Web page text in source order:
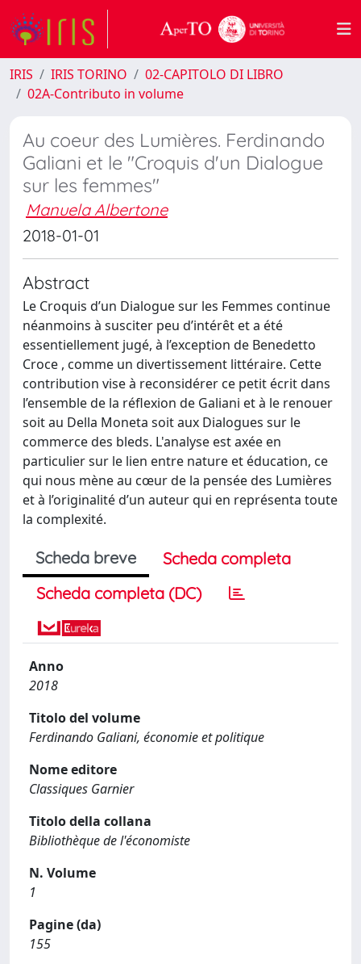
IRIS IRIS TORINO
02-CAPITOLO DI LIBRO
02A-Contributo in volume
Au coeur des Lumières. Ferdinando
Galiani et le "Croquis d'un Dialogue
sur les femmes"
Manuela Albertone
2018-01-01
Abstract
Le Croquis d’un Dialogue sur les Femmes continue
néanmoins à susciter peu d’intérêt et a été
essentiellement jugé, à l’exception de Benedetto
Croce , comme un divertissement littéraire. Cette
contribution vise à reconsidérer ce petit écrit dans
l’ensemble de la réflexion de Galiani et à le renouer
soit au Della Moneta soit aux Dialogues sur le
commerce des bleds. L'analyse est axée en
particulier sur le lien entre nature et éducation, ce
qui nous mène au cœur de la pensée des Lumières
et à l’originalité d’un auteur qui en représenta toute
la complexité.
Scheda breve
Scheda completa
Scheda completa (DC)
Anno
2018
Titolo del volume
Ferdinando Galiani, économie et politique
Nome editore
Classiques Garnier
Titolo della collana
Bibliothèque de l'économiste
N. Volume
1
Pagine (da)
155